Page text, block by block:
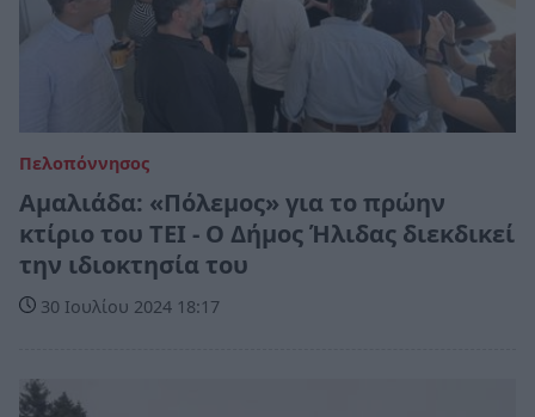
Πελοπόννησος
Αμαλιάδα: «Πόλεμος» για το πρώην
κτίριο του ΤΕΙ - Ο Δήμος Ήλιδας διεκδικεί
την ιδιοκτησία του
30 Ιουλίου 2024 18:17